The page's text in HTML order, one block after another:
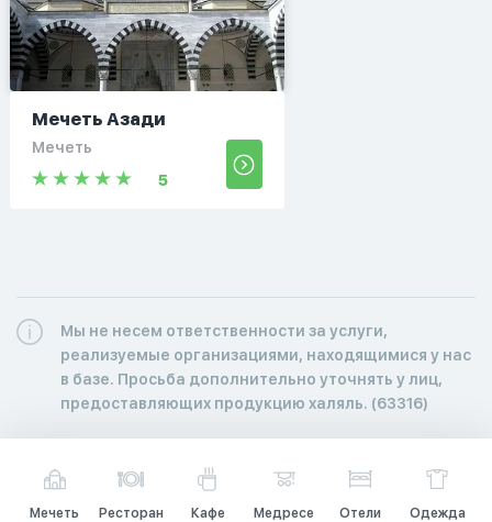
Мечеть Азади
Мечеть
5
Мы не несем ответственности за услуги,
реализуемые организациями, находящимися у нас
в базе. Просьба дополнительно уточнять у лиц,
предоставляющих продукцию халяль. (63316)
Мечеть Ресторан Кафе Медресе Отели Одежда